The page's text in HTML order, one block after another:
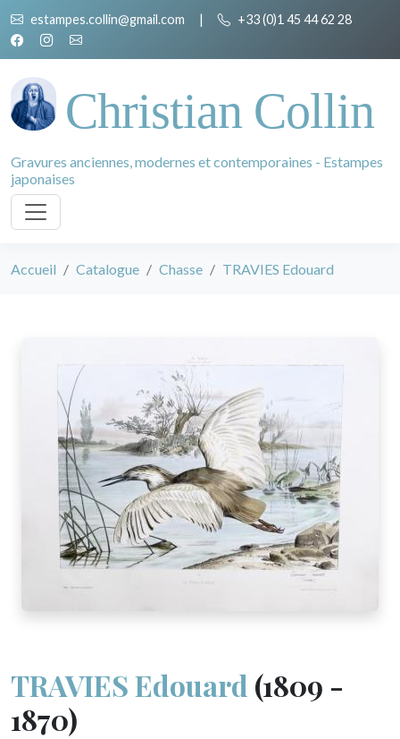
estampes.collin@gmail.com | +33 (0)1 45 44 62 28
Christian Collin
Gravures anciennes, modernes et contemporaines - Estampes
japonaises
Accueil Catalogue Chasse TRAVIES Edouard
TRAVIES Edouard (1809 -
1870)